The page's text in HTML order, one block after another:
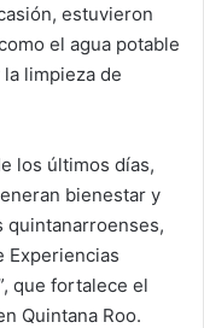
estuvieron
el agua potable
limpieza de
los últimos días,
bienestar y
quintanarroenses,
Experiencias
que fortalece el
Quintana Roo.